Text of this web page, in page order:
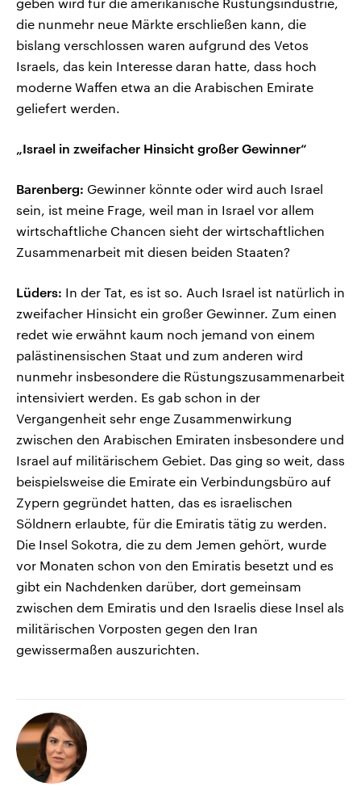
geben wird für die amerikanische Rüstungsindustrie,
die nunmehr neue Märkte erschließen kann, die
bislang verschlossen waren aufgrund des Vetos
Israels, das kein Interesse daran hatte, dass hoch
moderne Waffen etwa an die Arabischen Emirate
geliefert werden.
„Israel in zweifacher Hinsicht großer Gewinner“
Barenberg: Gewinner könnte oder wird auch Israel
sein, ist meine Frage, weil man in Israel vor allem
wirtschaftliche Chancen sieht der wirtschaftlichen
Zusammenarbeit mit diesen beiden Staaten?
Lüders: In der Tat, es ist so. Auch Israel ist natürlich in
zweifacher Hinsicht ein großer Gewinner. Zum einen
redet wie erwähnt kaum noch jemand von einem
palästinensischen Staat und zum anderen wird
nunmehr insbesondere die Rüstungszusammenarbeit
intensiviert werden. Es gab schon in der
Vergangenheit sehr enge Zusammenwirkung
zwischen den Arabischen Emiraten insbesondere und
Israel auf militärischem Gebiet. Das ging so weit, dass
beispielsweise die Emirate ein Verbindungsbüro auf
Zypern gegründet hatten, das es israelischen
Söldnern erlaubte, für die Emiratis tätig zu werden.
Die Insel Sokotra, die zu dem Jemen gehört, wurde
vor Monaten schon von den Emiratis besetzt und es
gibt ein Nachdenken darüber, dort gemeinsam
zwischen dem Emiratis und den Israelis diese Insel als
militärischen Vorposten gegen den Iran
gewissermaßen auszurichten.